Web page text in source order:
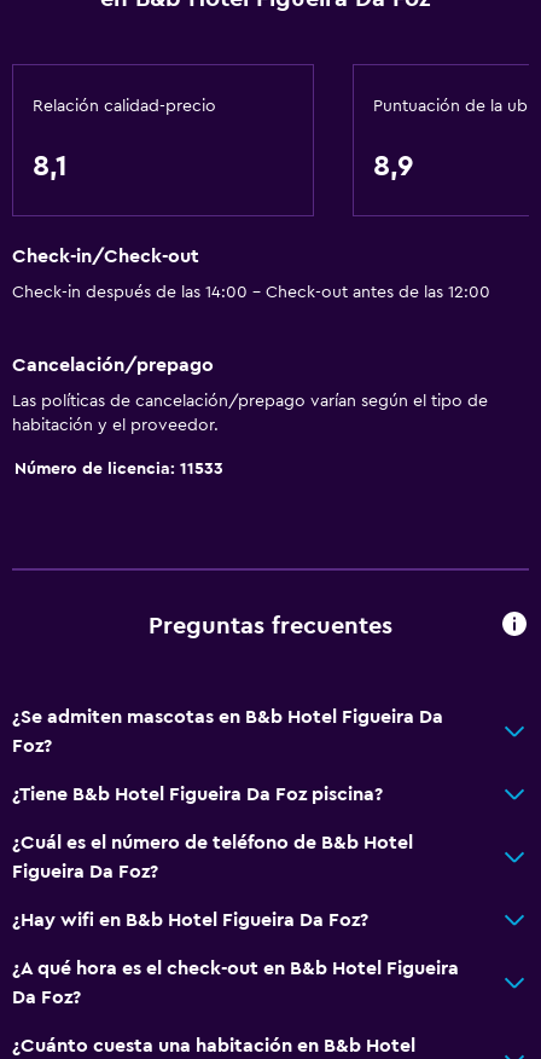
extra)
Accesibilidad
Ducha adaptada para silla de ruedas
Silla para ducha
Ascensor disponible
Mostrador de información turística
Acceso con llave
Botella de agua
Limpieza diaria
Botiquín de primeros auxilios
Cámaras CCTV en zonas comunes
Cámaras CCTV en el exterior
Relación calidad-precio
8,1
Puntuación de la
8,9
Check-in/Check-out
Check-in después de las 14:00 - Check-out antes de las 12:00
Cancelación/prepago
Las políticas de cancelación/prepago varían según el tipo de
habitación y el proveedor.
Número de licencia: 11533
Preguntas frecuentes
¿Se admiten mascotas en B&b Hotel Figueira Da
Foz?
¿Tiene B&b Hotel Figueira Da Foz piscina?
¿Cuál es el número de teléfono de B&b Hotel
Figueira Da Foz?
¿Hay wifi en B&b Hotel Figueira Da Foz?
¿A qué hora es el check-out en B&b Hotel Figueira
Da Foz?
¿Cuánto cuesta una habitación en B&b Hotel